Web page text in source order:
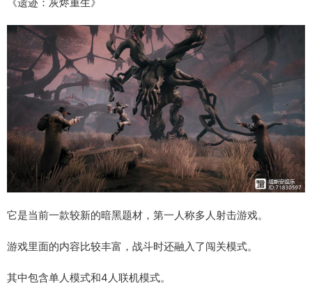
它是当前一款较新的暗黑题材，第一人称多人射击游戏。
游戏里面的内容比较丰富，战斗时还融入了闯关模式。
其中包含单人模式和4人联机模式。